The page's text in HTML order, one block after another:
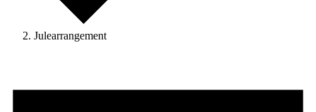
Julearrangement